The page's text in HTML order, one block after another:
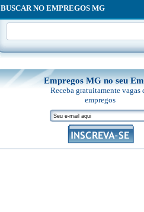
BUSCAR NO EMPREGOS MG
Empregos MG no seu
Receba gratuitamente vagas
empregos